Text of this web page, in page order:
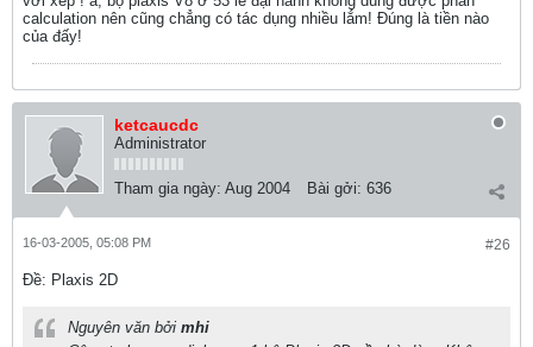
calculation nên cũng chẳng có tác dụng nhiều lắm! Đúng là tiền nào
của đấy!
ketcaucdc
Administrator
Tham gia ngày: Aug 2004 Bài gởi: 636
#26
16-03-2005, 05:08 PM
Ðề: Plaxis 2D
Nguyên văn bởi mhi